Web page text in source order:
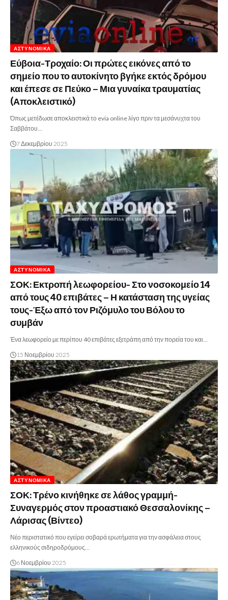
ΑΣΤΥΝΟΜΙΚΆ
Εύβοια-Τροχαίο: Οι πρώτες εικόνες από το
σημείο που το αυτοκίνητο βγήκε εκτός δρόμου
και έπεσε σε Πεύκο – Μια γυναίκα τραυματίας
(Αποκλειστικό)
Όπως μετέδωσε αποκλειστικά το evia online λίγο πριν τα μεσάνυχτα του
Σαββάτου…
7 Δεκεμβρίου 2025
ΑΣΤΥΝΟΜΙΚΆ
ΣΟΚ: Εκτροπή λεωφορείου- Στο νοσοκομείο 14
από τους 40 επιβάτες – Η κατάσταση της υγείας
τους-Έξω από τον Ριζόμυλο του Βόλου το
συμβάν
Ένα λεωφορείο με περίπου 40 επιβάτες εξετράπη από την πορεία του και…
15 Νοεμβρίου 2025
ΑΣΤΥΝΟΜΙΚΆ
ΣΟΚ: Τρένο κινήθηκε σε λάθος γραμμή-
Συναγερμός στον προαστιακό Θεσσαλονίκης –
Λάρισας (Βίντεο)
Νέο περιστατικό που εγείρει σοβαρά ερωτήματα για την ασφάλεια στους
ελληνικούς σιδηροδρόμους…
6 Νοεμβρίου 2025